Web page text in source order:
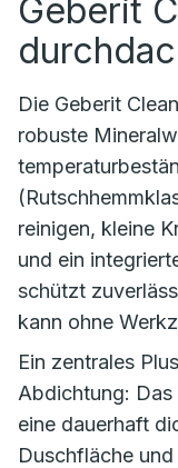
Geberit
Die Geberit
robuste
reinigen, kleine
und ein
schützt
kann ohne
Ein zentrales
Abdichtung:
eine dauerhaft
Duschfläche